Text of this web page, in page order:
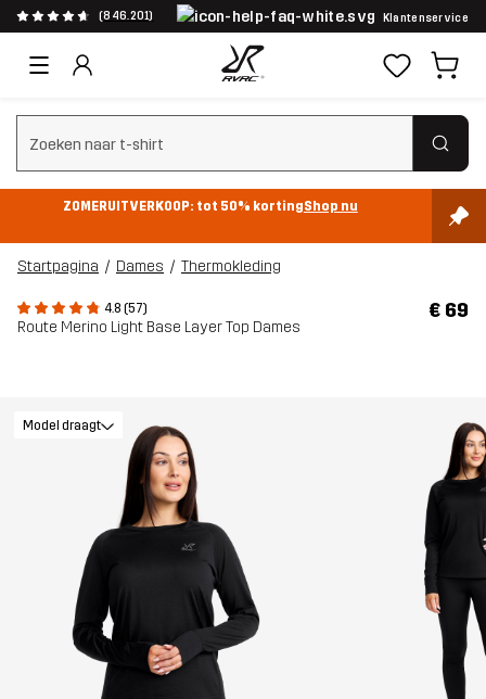
(846.201) Klantenservice
Zoeken wissen
ZOMERUITVERKOOP: tot 50% kortingShop nu
Startpagina Dames Thermokleding
4.8 (57)
Route Merino Light Base Layer Top Dames
€ 69
Model draagt